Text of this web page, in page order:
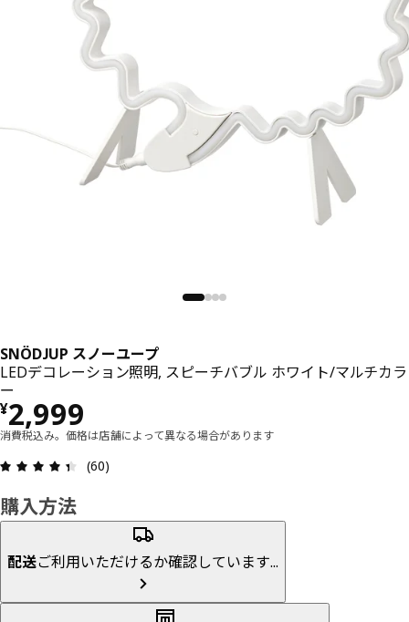
SNÖDJUP スノーユープ
LEDデコレーション照明, スピーチバブル ホワイト/マルチカラ
ー
¥2,999
価格 ¥ 2999
消費税込み。価格は店舗によって異なる場合があります
(60)
購入方法
配送ご利用いただけるか確認しています...